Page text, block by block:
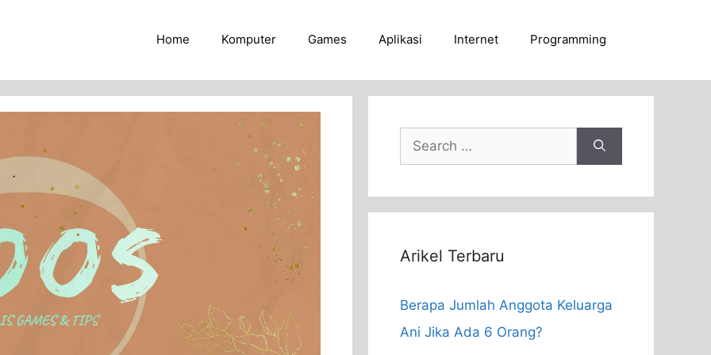
Home Komputer Games Aplikasi Internet Programming
Search
for:
Arikel Terbaru
Berapa Jumlah Anggota Keluarga
Ani Jika Ada 6 Orang?